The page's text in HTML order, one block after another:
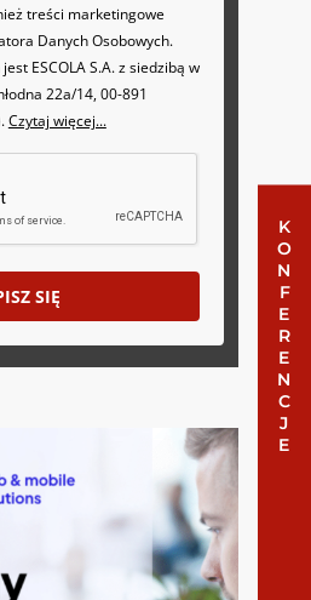
KONFERENCJE
treści marketingowe
Danych Osobowych.
ESCOLA S.A. z siedzibą w
22a/14, 00-891
Czytaj więcej...
SIĘ